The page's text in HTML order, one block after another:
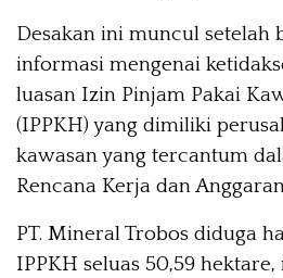
Desakan ini muncul setelah
informasi mengenai
luasan Izin Pinjam Pakai
(IPPKH) yang dimiliki
kawasan yang tercantum
Rencana Kerja dan
PT. Mineral Trobos diduga
IPPKH seluas 50,59